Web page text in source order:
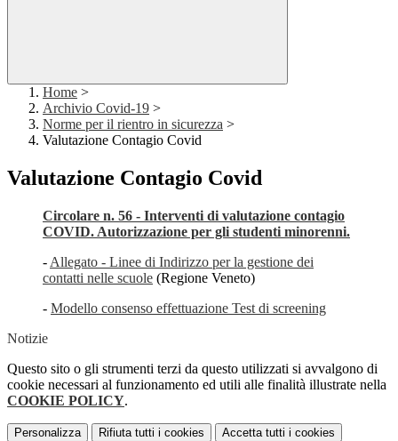
Home >
Archivio Covid-19 >
Norme per il rientro in sicurezza >
Valutazione Contagio Covid
Valutazione Contagio Covid
Circolare n. 56 - Interventi di valutazione contagio
COVID. Autorizzazione per gli studenti minorenni.
- Allegato - Linee di Indirizzo per la gestione dei
contatti nelle scuole (Regione Veneto)
- Modello consenso effettuazione Test di screening
Notizie
Questo sito o gli strumenti terzi da questo utilizzati si avvalgono di
cookie necessari al funzionamento ed utili alle finalità illustrate nella
COOKIE POLICY.
Personalizza Rifiuta tutti i cookies Accetta tutti i cookies